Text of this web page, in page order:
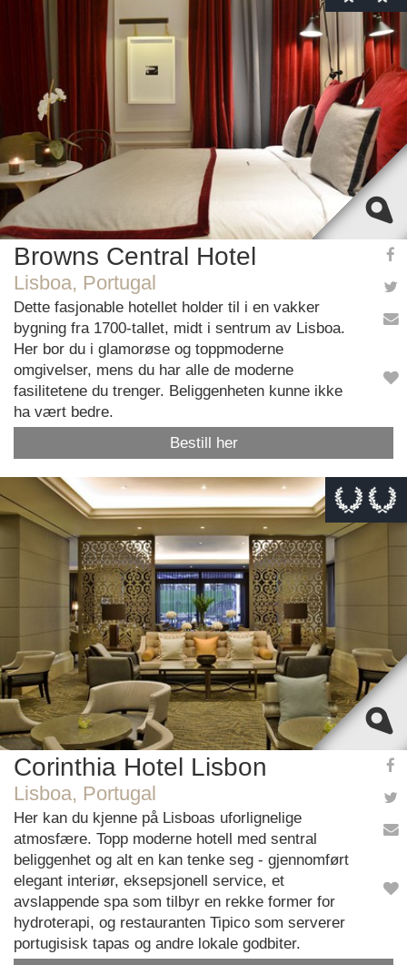
This page can't load Google Maps correctly.
Do you own this website?
Browns Central Hotel
Lisboa, Portugal
Dette fasjonable hotellet holder til i en vakker
bygning fra 1700-tallet, midt i sentrum av Lisboa.
Her bor du i glamorøse og toppmoderne
omgivelser, mens du har alle de moderne
fasilitetene du trenger. Beliggenheten kunne ikke
ha vært bedre.
Bestill her
This page can't load Google Maps correctly.
Do you own this website?
OK
Corinthia Hotel Lisbon
Lisboa, Portugal
Her kan du kjenne på Lisboas uforlignelige
atmosfære. Topp moderne hotell med sentral
beliggenhet og alt en kan tenke seg - gjennomført
elegant interiør, eksepsjonell service, et
avslappende spa som tilbyr en rekke former for
hydroterapi, og restauranten Tipico som serverer
portugisisk tapas og andre lokale godbiter.